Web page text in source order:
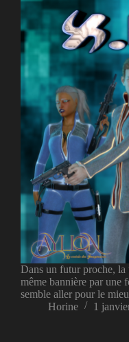
Dans un futur proche, la
même bannière par une
semble aller pour le
Horine
1